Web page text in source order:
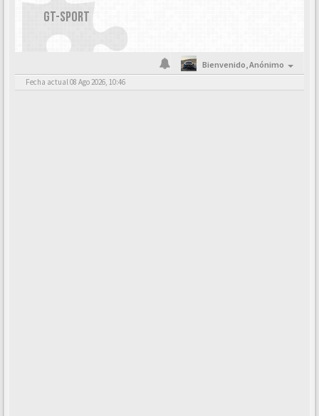
GT-SPORT
Bienvenido,Anónimo
Fecha actual 08 Ago 2026, 10:46